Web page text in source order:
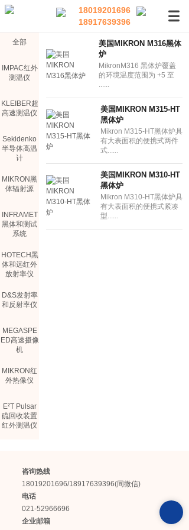
18917639396
18019201696
全部
IMPAC红外
测温仪
KLEIBER超
高速测温仪
Sekidenko
半导体高温
计
MIKRON黑
体辐射源
INFRAMET
黑体和测试
系统
HOTECH黑
体和远红外
放射率仪
D&S发射率
和反射率仪
MEGASPE
ED高速摄像
机
MIKRON红
外热像仪
E²T Pulsar
硫回收装置
红外测温仪
TELOPS制
冷型热像仪
美国MIKRON M316黑体
炉
MikronM316 黑体炉覆盖
的环境温度范围为 +5 至
美国MIKRON M315-HT
黑体炉
Mikron M315-HT黑体炉具
有大表面积的便携式两件
式......
美国MIKRON M310-HT
黑体炉
Mikron M310-HT黑体炉具
有大表面积的便携式紧凑
型......
咨询热线
18019201696/18917639396(同微信)
电话
021-52966696
企业邮箱